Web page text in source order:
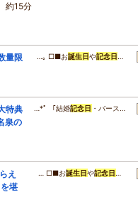
約15分
量限
…｡ □■お誕生日や記念日 …
特典
泉の
…*ﾟ 「結婚記念日 ・バース…
え
堪
… □■お誕生日や記念日 …